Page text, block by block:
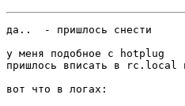
да..  - пришлось снести
у меня подобное с hotplug
пришлось вписать в rc.local
вот что в логах: